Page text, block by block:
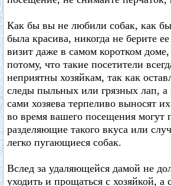
Как бы вы не любили собак, как
была красива, никогда не берите
визит даже в самом коротком
потому, что такие посетители
неприятны хозяйкам, так как
следы пыльных или грязных лап, а
сами хозяева терпеливо выносят
во время вашего посещения могут
разделяющие такого вкуса или
легко пугающиеся собак.
Вслед за удаляющейся дамой не
уходить и прощаться с хозяйкой, а